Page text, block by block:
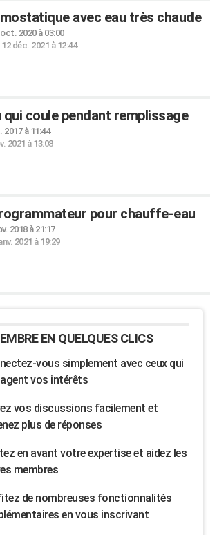
avec eau très chaude
2020 à 03:00
12 déc. 2021 à 12:44
qui coule pendant remplissage
2017 à 11:44
2021 à 13:08
pour chauffe-eau
2018 à 21:17
2021 à 19:29
EN QUELQUES CLICS
vous simplement avec ceux qui
vos intérêts
vos discussions facilement et
plus de réponses
en avant votre expertise et aidez les
membres
de nombreuses fonctionnalités
en vous inscrivant